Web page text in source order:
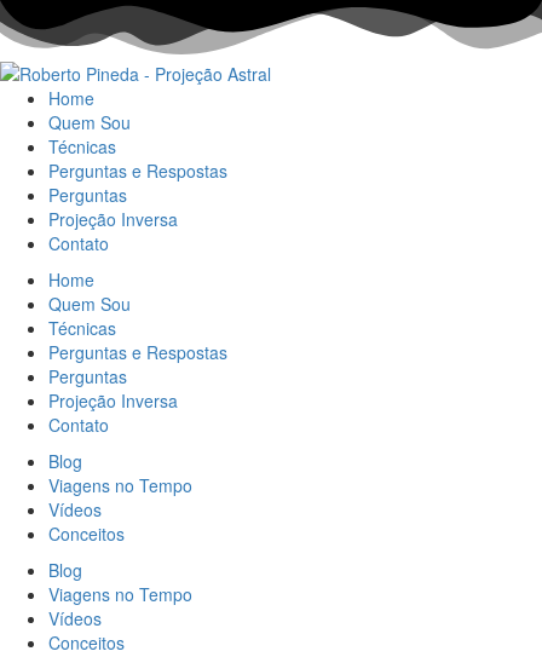
Home
Quem Sou
Técnicas
Perguntas e Respostas
Perguntas
Projeção Inversa
Contato
Home
Quem Sou
Técnicas
Perguntas e Respostas
Perguntas
Projeção Inversa
Contato
Blog
Viagens no Tempo
Vídeos
Conceitos
Blog
Viagens no Tempo
Vídeos
Conceitos